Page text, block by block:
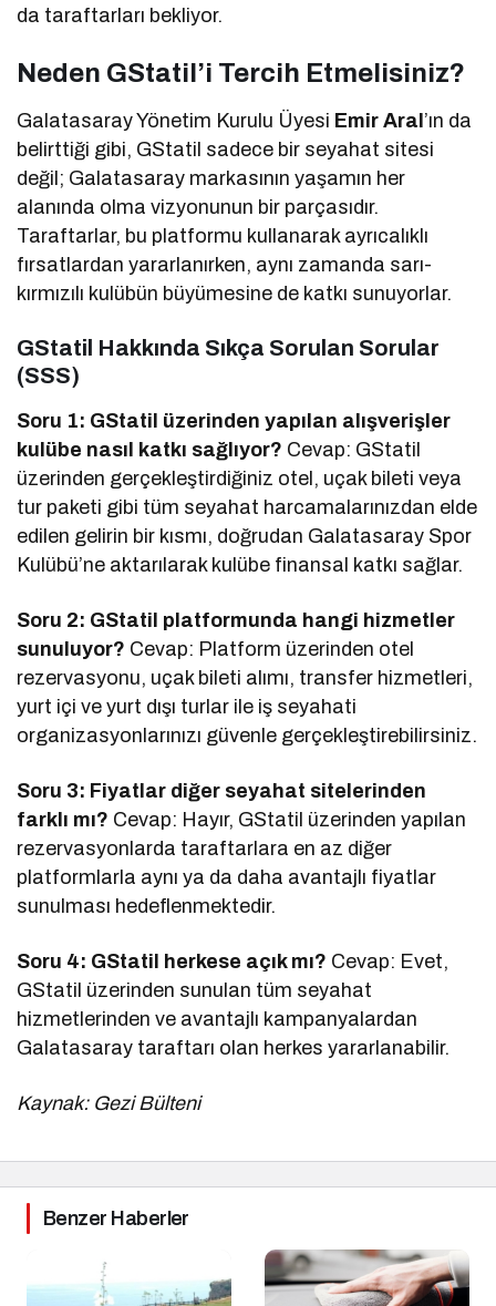
da taraftarları bekliyor.
Neden GStatil’i Tercih Etmelisiniz?
Galatasaray Yönetim Kurulu Üyesi Emir Aral’ın da
belirttiği gibi, GStatil sadece bir seyahat sitesi
değil; Galatasaray markasının yaşamın her
alanında olma vizyonunun bir parçasıdır.
Taraftarlar, bu platformu kullanarak ayrıcalıklı
fırsatlardan yararlanırken, aynı zamanda sarı-
kırmızılı kulübün büyümesine de katkı sunuyorlar.
GStatil Hakkında Sıkça Sorulan Sorular
(SSS)
Soru 1: GStatil üzerinden yapılan alışverişler
kulübe nasıl katkı sağlıyor? Cevap: GStatil
üzerinden gerçekleştirdiğiniz otel, uçak bileti veya
tur paketi gibi tüm seyahat harcamalarınızdan elde
edilen gelirin bir kısmı, doğrudan Galatasaray Spor
Kulübü’ne aktarılarak kulübe finansal katkı sağlar.
Soru 2: GStatil platformunda hangi hizmetler
sunuluyor? Cevap: Platform üzerinden otel
rezervasyonu, uçak bileti alımı, transfer hizmetleri,
yurt içi ve yurt dışı turlar ile iş seyahati
organizasyonlarınızı güvenle gerçekleştirebilirsiniz.
Soru 3: Fiyatlar diğer seyahat sitelerinden
farklı mı? Cevap: Hayır, GStatil üzerinden yapılan
rezervasyonlarda taraftarlara en az diğer
platformlarla aynı ya da daha avantajlı fiyatlar
sunulması hedeflenmektedir.
Soru 4: GStatil herkese açık mı? Cevap: Evet,
GStatil üzerinden sunulan tüm seyahat
hizmetlerinden ve avantajlı kampanyalardan
Galatasaray taraftarı olan herkes yararlanabilir.
Kaynak: Gezi Bülteni
Benzer Haberler